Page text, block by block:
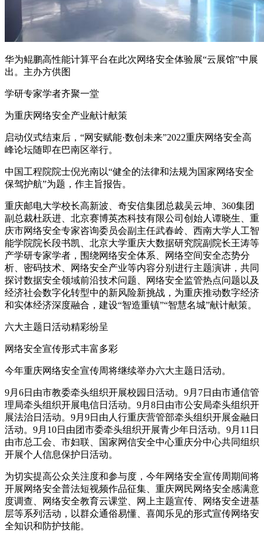
华为鲲鹏高性能计算平台在此次网络安全体验展“云展馆”中展
出。主办方供图
学研专家学者齐聚一堂
为重庆网络安全产业献计献策
启动仪式结束后，“网安赋能·数创未来”2022重庆网络安全高
峰论坛随即在巴南区举行。
中国工程院院士倪光南以“健全的法律和法规为国家网络安全
保驾护航”为题，作主旨报告。
重庆邮电大学校长高新波、奇安信集团总裁吴云坤、360集团
副总裁杜跃进、北京赛博英杰科技有限公司创始人谭晓生、重
庆市网络安全专家咨询委员会副主任武春岭、西南大学人工智
能学院院长段书凯、北京大学重庆大数据研究院副院长王涛等
产学研专家学者，围绕网络安全体系、网络空间安全态势分
析、密码技术、网络安全产业等内容分别进行主题演讲，共同
探讨数据安全领域前沿技术问题、网络安全监管热点问题以及
经济社会数字化转型中的新风险新挑战，为重庆推动数字经济
和实体经济深度融合，建设“智造重镇”“智慧名城”献计献策。
六大主题日活动精彩纷呈
网络安全宣传形式丰富多彩
今年重庆网络安全宣传周将继续举办六大主题日活动。
9月6日由市教委牵头组织开展校园日活动。9月7日由市通信管
理局牵头组织开展电信日活动。9月8日由市公安局牵头组织开
展法治日活动。9月9日由人行重庆营管部牵头组织开展金融日
活动。9月10日由团市委牵头组织开展青少年日活动。9月11日
由市总工会、市妇联、国家网信安全中心重庆分中心共同组织
开展个人信息保护日活动。
为切实提高公众关注度和参与度，今年网络安全宣传周期间将
开展网络安全普法短视频作品征集、重庆网民网络安全感满意
度调查、网络安全教育云课堂、网上主题宣传、网络安全进基
层等系列活动，以群众通俗易懂、喜闻乐见的形式宣传网络安
全知识和防护技能。